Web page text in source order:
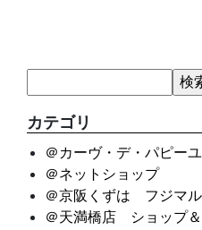
カテゴリ
＠カーヴ・デ・パピーユ
＠ネットショップ
＠京阪くずは フジマ
＠天満橋店 ショップ